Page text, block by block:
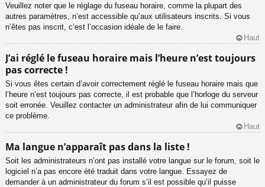
Veuillez noter que le réglage du fuseau horaire, comme la plupart des
autres paramètres, n’est accessible qu’aux utilisateurs inscrits. Si vous
n’êtes pas inscrit, c’est l’occasion idéale de le faire.
Haut
J’ai réglé le fuseau horaire mais l’heure n’est toujours
pas correcte !
Si vous êtes certain d’avoir correctement réglé le fuseau horaire mais que
l’heure n’est toujours pas correcte, il est probable que l’horloge du serveur
soit erronée. Veuillez contacter un administrateur afin de lui communiquer
ce problème.
Haut
Ma langue n’apparaît pas dans la liste !
Soit les administrateurs n’ont pas installé votre langue sur le forum, soit le
logiciel n’a pas encore été traduit dans votre langue. Essayez de
demander à un administrateur du forum s’il est possible qu’il puisse